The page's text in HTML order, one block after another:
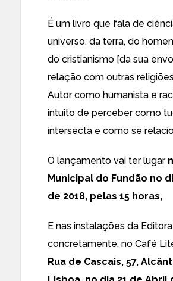
É um livro que fala de
universo, da terra, do
do cristianismo [da sua
relação com outras
Autor como humanista e
intuito de perceber como
intersecta e como se
O lançamento vai ter lugar
Municipal do Fundão no
de 2018, pelas 15 horas,
E nas instalações da
concretamente, no Café
Rua de Cascais, 57,